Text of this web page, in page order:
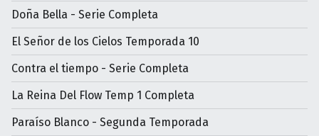
Doña Bella - Serie Completa
El Señor de los Cielos Temporada 10
Contra el tiempo - Serie Completa
La Reina Del Flow Temp 1 Completa
Paraíso Blanco - Segunda Temporada